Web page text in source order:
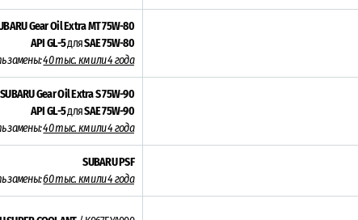
Gear Oil Extra MT 75W-80
API GL-5дляSAE 75W-80
замены:40 тыс. км или 4 года
SUBARU Gear Oil Extra S 75W-90
API GL-5дляSAE 75W-90
замены:40 тыс. км или 4 года
SUBARU PSF
замены:60 тыс. км или 4 года